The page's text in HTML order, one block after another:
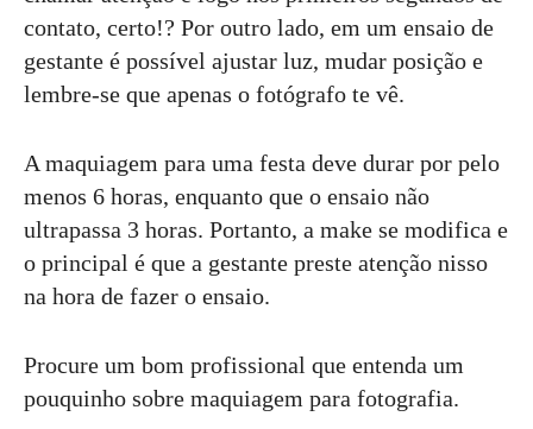
contato, certo!? Por outro lado, em um ensaio de
gestante é possível ajustar luz, mudar posição e
lembre-se que apenas o fotógrafo te vê.
A maquiagem para uma festa deve durar por pelo
menos 6 horas, enquanto que o ensaio não
ultrapassa 3 horas. Portanto, a make se modifica e
o principal é que a gestante preste atenção nisso
na hora de fazer o ensaio.
Procure um bom profissional que entenda um
pouquinho sobre maquiagem para fotografia.